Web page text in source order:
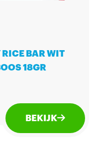
RICE BAR WIT
18GR
BEKIJK